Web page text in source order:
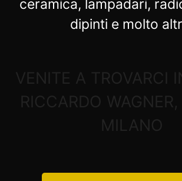
ceramica, lampadari,
dipinti e molto
VENITE A TROVARCI
RICCARDO
MILANO